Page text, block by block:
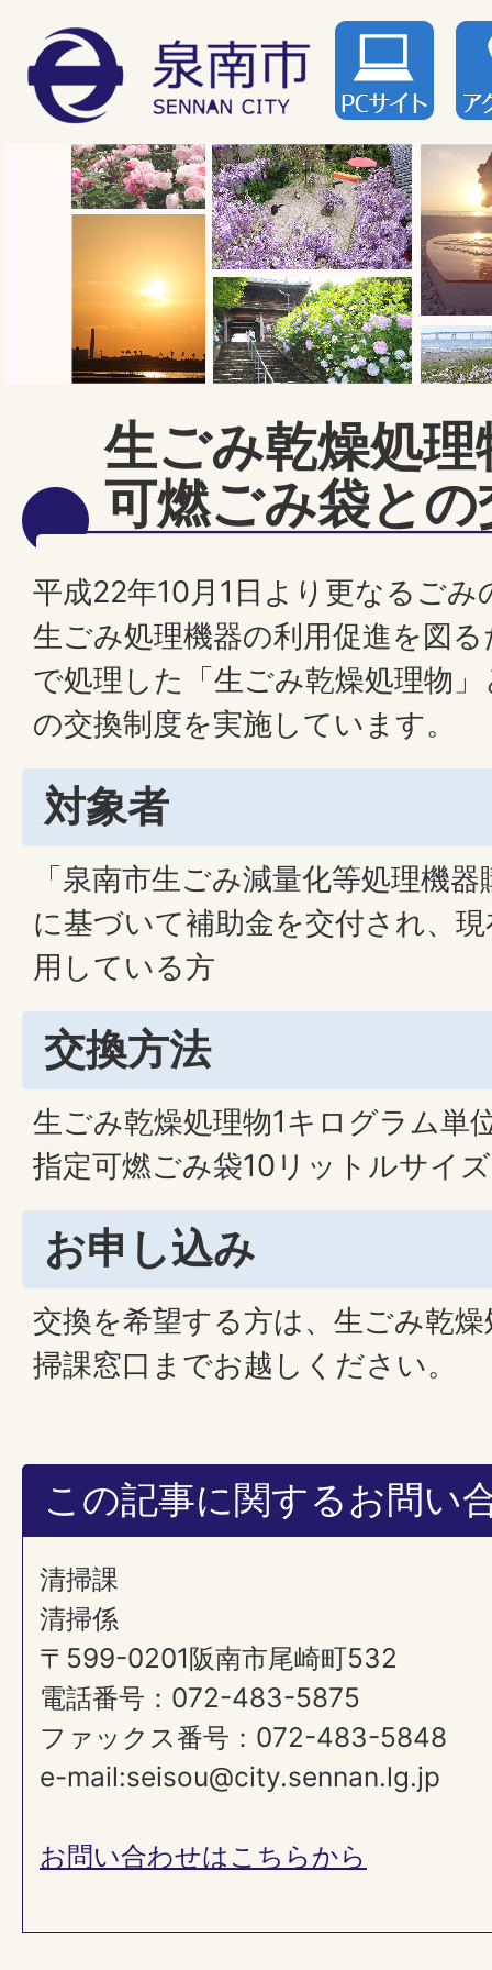
生ごみ乾燥処
可燃ごみ袋と
平成22年10月1日より更なるごみ
生ごみ処理機器の利用促進を図
で処理した「生ごみ乾燥処理物
の交換制度を実施しています。
対象者
「泉南市生ごみ減量化等処理機
に基づいて補助金を交付され、
用している方
交換方法
生ごみ乾燥処理物1キログラム単
指定可燃ごみ袋10リットルサイ
お申し込み
交換を希望する方は、生ごみ乾
掃課窓口までお越しください。
この記事に関するお問い
清掃課
清掃係
〒599-0201阪南市尾崎町532
電話番号：072-483-5875
ファックス番号：072-483-5848
e-mail:seisou@city.sennan.lg.jp
お問い合わせはこちらから